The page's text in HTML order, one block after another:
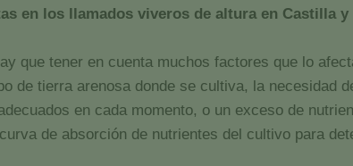
en los llamados viveros de altura en Castilla y
que tener en cuenta muchos factores que lo
de tierra arenosa donde se cultiva, la necesidad
en cada momento, o un exceso de
de absorción de nutrientes del cultivo para